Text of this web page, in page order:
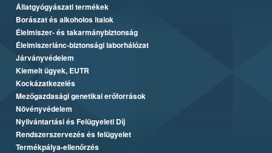
Állatgyógyászati termékek
Borászat és alkoholos italok
Élelmiszer- és takarmánybiztonság
Élelmiszerlánc-biztonsági laborhálózat
Járványvédelem
Kiemelt ügyek, EUTR
Kockázatkezelés
Mezőgazdasági genetikai erőforrások
Növényvédelem
Nyilvántartási és Felügyeleti Díj
Rendszerszervezés és felügyelet
Termékpálya-ellenőrzés